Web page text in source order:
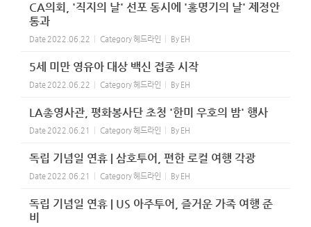
CA의회, '직지의 날' 선포 동시에 '홍명기의 날' 제정안
통과
Date 2022.06.22 Category헤드라인 By EH
5세 미만 영유아 대상 백신 접종 시작
Date 2022.06.22 Category헤드라인 By EH
LA총영사관, 평화봉사단 초청 '한미 우호의 밤' 행사
Date 2022.06.21 Category헤드라인 By EH
독립 기념일 연휴 | 삼호투어, 편한 로컬 여행 각광
Date 2022.06.21 Category헤드라인 By EH
독립 기념일 연휴 | US 아주투어, 즐거운 가족 여행 준
비